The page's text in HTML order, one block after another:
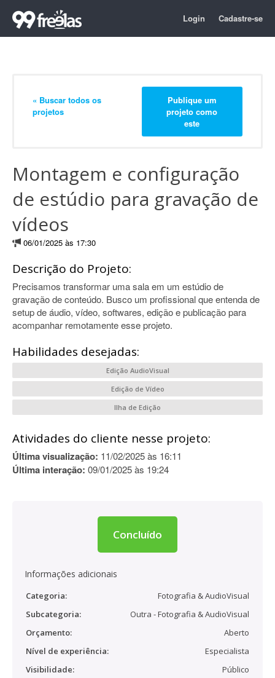
Login Cadastre-se
« Buscar todos os
projetos
Publique um
projeto como
este
Montagem e configuração
de estúdio para gravação de
vídeos
06/01/2025 às 17:30
Descrição do Projeto:
Precisamos transformar uma sala em um estúdio de
gravação de conteúdo. Busco um profissional que entenda de
setup de áudio, vídeo, softwares, edição e publicação para
acompanhar remotamente esse projeto.
Habilidades desejadas:
Edição AudioVisual
Edição de Vídeo
Ilha de Edição
Atividades do cliente nesse projeto:
Última visualização: 11/02/2025 às 16:11
Última interação: 09/01/2025 às 19:24
Concluído
Informações adicionais
Categoria:
Fotografia & AudioVisual
Subcategoria:
Outra - Fotografia & AudioVisual
Orçamento:
Aberto
Nível de experiência:
Especialista
Visibilidade:
Público